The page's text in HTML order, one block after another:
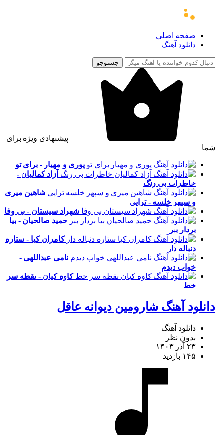
صفحه اصلی
دانلود آهنگ
جستوجو
پیشنهادی ویژه برای
شما
پوری و مهیار - برای تو
آزاد کمالیان -
خاطرات بی رنگ
شاهین میری
و سپهر خلسه - تراپی
شهراد سیستان - بی وفا
حمید صالحیان - بیا
بردار ببر
کامران کیا - ستاره
دنباله دار
نامی عبداللهی -
خواب دیدم
کاوه کیان - نقطه سر
خط
دانلود آهنگ شارومین دیوانه عاقل
دانلود آهنگ
بدون نظر
۲۳ آذر ۱۴۰۳
۱۴۵ بازدید